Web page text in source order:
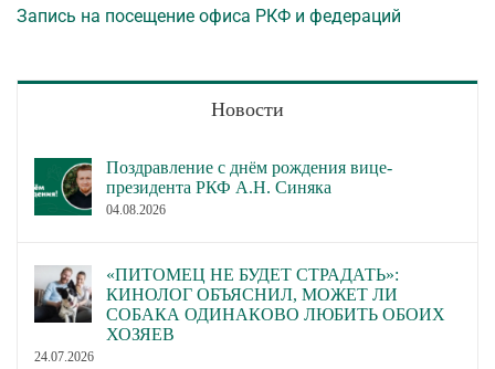
Запись на посещение офиса РКФ и федераций
Новости
Поздравление с днём рождения вице-
президента РКФ А.Н. Синяка
04.08.2026
«ПИТОМЕЦ НЕ БУДЕТ СТРАДАТЬ»:
КИНОЛОГ ОБЪЯСНИЛ, МОЖЕТ ЛИ
СОБАКА ОДИНАКОВО ЛЮБИТЬ ОБОИХ
ХОЗЯЕВ
24.07.2026